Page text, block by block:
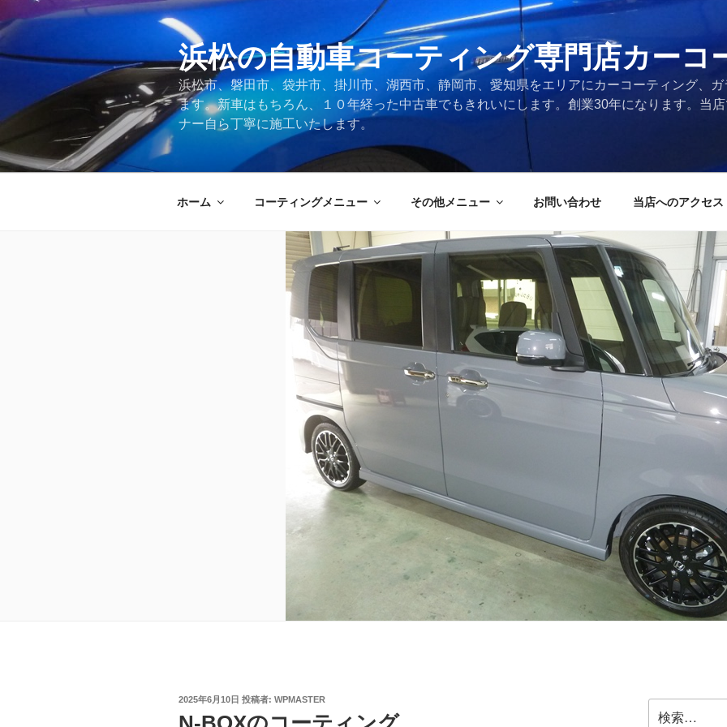
ン
ス
キ
ッ
浜松の自動車コーティング専門店カーコ
浜松市、磐田市、袋井市、掛川市、湖西市、静岡市、愛知県をエリアにカーコーティング、
ます。新車はもちろん、１０年経った中古車でもきれいにします。創業30年になります。当
ナー自ら丁寧に施工いたします。
ホーム コーティングメニュー その他メニュー お問い合わせ 当店へのアクセス
投
日:
2025年6月10日 投稿者: WPMASTER